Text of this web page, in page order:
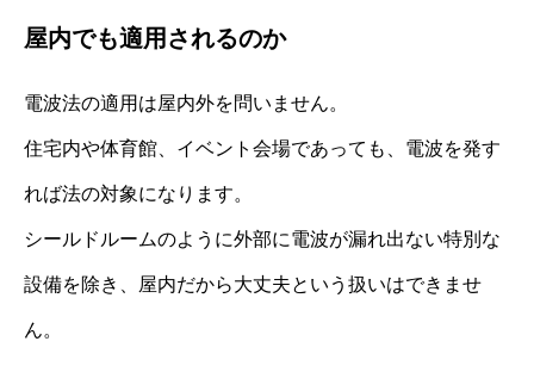
屋内でも適用されるのか
電波法の適用は屋内外を問いません。
住宅内や体育館、イベント会場であっても、電波を発す
れば法の対象になります。
シールドルームのように外部に電波が漏れ出ない特別な
設備を除き、屋内だから大丈夫という扱いはできませ
ん。